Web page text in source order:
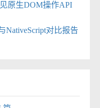
见原生DOM操作API
NativeScript对比报告